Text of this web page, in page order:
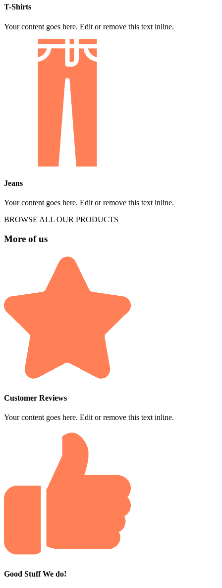
T-Shirts
Your content goes here. Edit or remove this text inline.
Jeans
Your content goes here. Edit or remove this text inline.
BROWSE ALL OUR PRODUCTS
More of us
Customer Reviews
Your content goes here. Edit or remove this text inline.
Good Stuff We do!